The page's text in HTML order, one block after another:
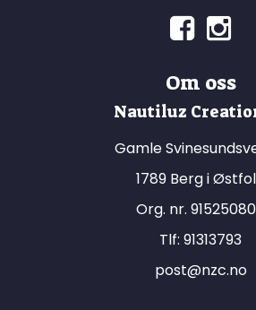
Om oss
Nautiluz
Gamle
1789 Berg i
Org. nr.
Tlf: 91313793
post@nzc.no